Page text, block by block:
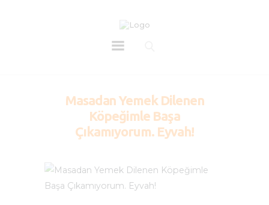
Masadan Yemek Dilenen
Köpeğimle Başa
Çıkamıyorum. Eyvah!